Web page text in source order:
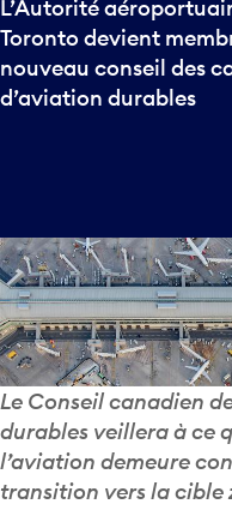
L’Autorité
Toronto devient
nouveau conseil des
d’aviation durables
Le Conseil canadien
durables veillera à ce
l’aviation demeure
transition vers la cible